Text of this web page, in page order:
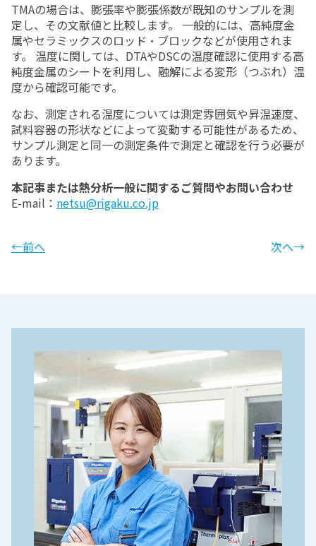
TMAの場合は、膨張率や膨張係数が既知のサンプルを測
定し、その文献値と比較します。 一般的には、高純度金
属やセラミックスのロッド・ブロックなどが使用されま
す。 温度に関しては、DTAやDSCの温度確認に使用する高
純度金属のシートを利用し、融解による変形（つぶれ）温
度から確認可能です。
なお、測定される温度については測定雰囲気や昇温速度、
試料容器の形状などによって変動する可能性があるため、
サンプル測定と同一の測定条件で測定と確認を行う必要が
あります。
本記事または熱分析一般に関するご質問やお問い合わせ
E-mail： netsu@rigaku.co.jp
←前へ 次へ→